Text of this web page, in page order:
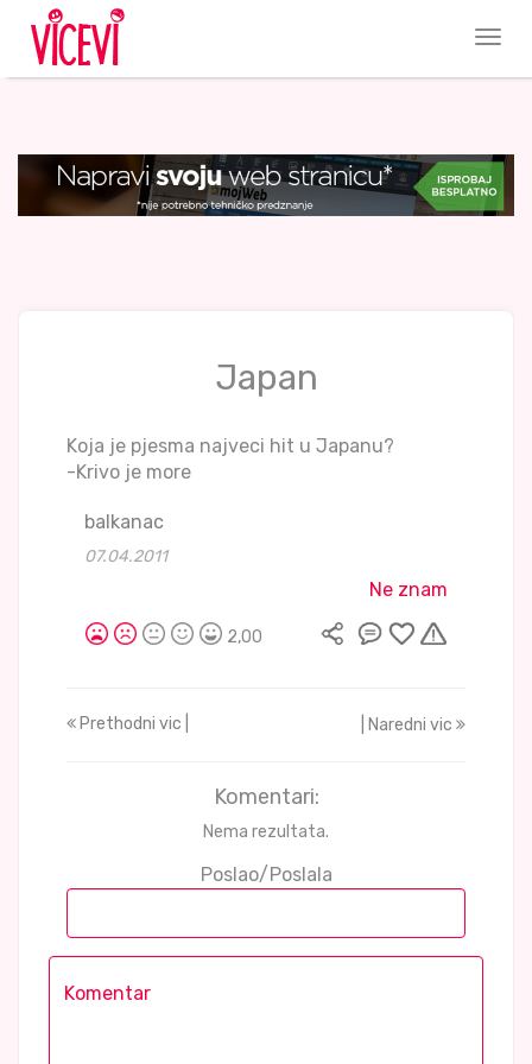
Japan
Koja je pjesma najveci hit u Japanu?
-Krivo je more
balkanac
07.04.2011
Ne znam
2,00
Prethodni vic | | Naredni vic
Komentari:
Nema rezultata.
Poslao/Poslala